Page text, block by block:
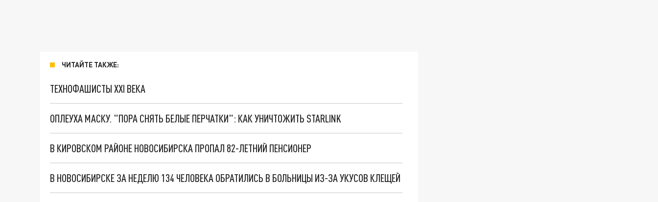
ЧИТАЙТЕ ТАКЖЕ:
ТЕХНОФАШИСТЫ XXI ВЕКА
ОПЛЕУХА МАСКУ. "ПОРА СНЯТЬ БЕЛЫЕ ПЕРЧАТКИ": КАК УНИЧТОЖИТЬ STARLINK
В КИРОВСКОМ РАЙОНЕ НОВОСИБИРСКА ПРОПАЛ 82-ЛЕТНИЙ ПЕНСИОНЕР
В НОВОСИБИРСКЕ ЗА НЕДЕЛЮ 134 ЧЕЛОВЕКА ОБРАТИЛИСЬ В БОЛЬНИЦЫ ИЗ-ЗА УКУСОВ КЛЕЩЕЙ